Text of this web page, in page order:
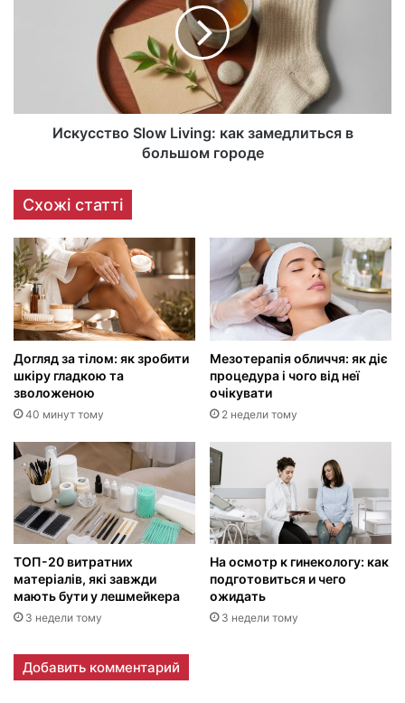
Искусство Slow Living: как замедлиться в
большом городе
Схожі статті
Догляд за тілом: як зробити
шкіру гладкою та
зволоженою
40 минут тому
Мезотерапія обличчя: як діє
процедура і чого від неї
очікувати
2 недели тому
ТОП-20 витратних
матеріалів, які завжди
мають бути у лешмейкера
3 недели тому
На осмотр к гинекологу: как
подготовиться и чего
ожидать
3 недели тому
Добавить комментарий